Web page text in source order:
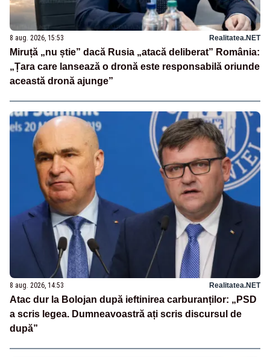
8 aug. 2026, 15:53 Realitatea.NET
Miruță „nu știe” dacă Rusia „atacă deliberat” România:
„Țara care lansează o dronă este responsabilă oriunde
această dronă ajunge”
8 aug. 2026, 14:53 Realitatea.NET
Atac dur la Bolojan după ieftinirea carburanților: „PSD
a scris legea. Dumneavoastră ați scris discursul de
după”